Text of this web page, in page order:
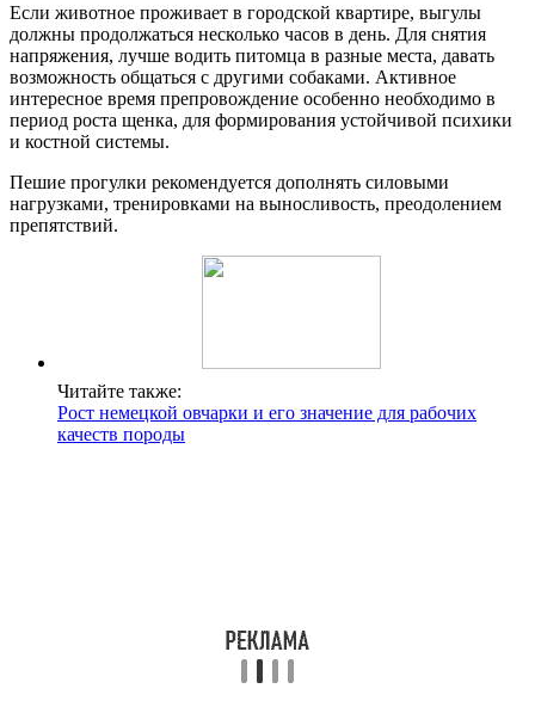
Если животное проживает в городской квартире, выгулы
должны продолжаться несколько часов в день. Для снятия
напряжения, лучше водить питомца в разные места, давать
возможность общаться с другими собаками. Активное
интересное время препровождение особенно необходимо в
период роста щенка, для формирования устойчивой психики
и костной системы.
Пешие прогулки рекомендуется дополнять силовыми
нагрузками, тренировками на выносливость, преодолением
препятствий.
Читайте также:
Рост немецкой овчарки и его значение для рабочих
качеств породы